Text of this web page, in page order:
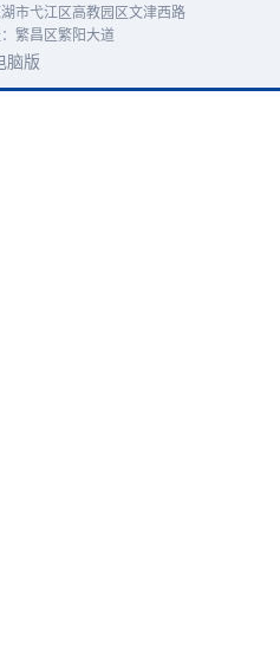
市弋江区高教园区文津西路
繁昌区繁阳大道
脑版